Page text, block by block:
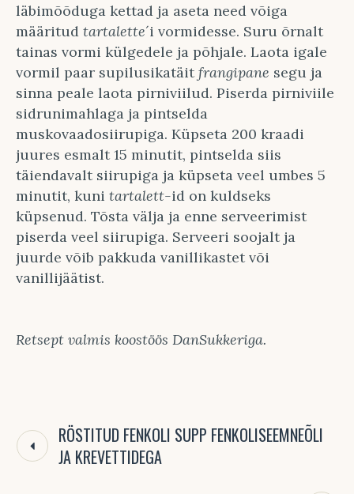
läbimõõduga kettad ja aseta need võiga
määritud tartalette´i vormidesse. Suru õrnalt
tainas vormi külgedele ja põhjale. Laota igale
vormil paar supilusikatäitfrangipane segu ja
sinna peale laota pirniviilud. Piserda pirniviile
sidrunimahlaga ja pintselda
muskovaadosiirupiga. Küpseta 200 kraadi
juures esmalt 15 minutit, pintselda siis
täiendavalt siirupiga ja küpseta veel umbes 5
minutit, kuni tartalett-id on kuldseks
küpsenud. Tõsta välja ja enne serveerimist
piserda veel siirupiga. Serveeri soojalt ja
juurde võib pakkuda vanillikastet või
vanillijäätist.
Retsept valmis koostöös DanSukkeriga.
RÖSTITUD FENKOLI SUPP FENKOLISEEMNEÕLI
JA KREVETTIDEGA